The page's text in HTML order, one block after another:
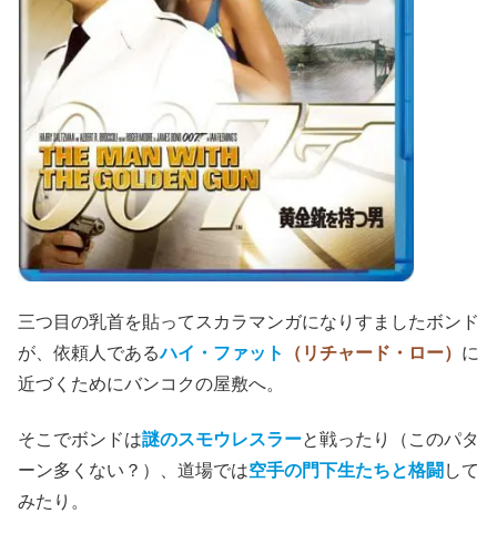
アクションとサスペンスのバランスも舞台設定も良かった
のだが、その後はだいぶ勝手が変わる。